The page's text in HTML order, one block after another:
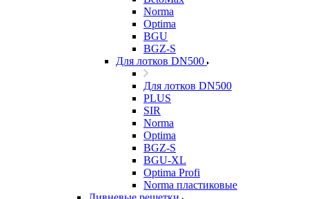
Norma
Optima
BGU
BGZ-S
Для лотков DN500
Для лотков DN500
PLUS
SIR
Norma
Optima
BGZ-S
BGU-XL
Optima Profi
Norma пластиковые